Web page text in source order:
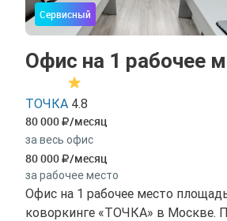
Сервисный
Офис на 1 рабочее
ТОЧКА 4.8
80 000 /месяц
за весь офис
80 000 /месяц
за рабочее место
Офис на 1 рабочее место
коворкинге «ТОЧКА» в Москве.